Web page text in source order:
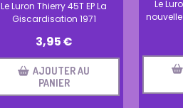
Le Luron Thierry 45T EP La
Giscardisation 1971
3,95€
AJOUTER AU
PANIER
Le